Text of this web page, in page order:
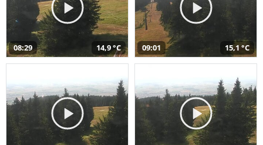
08:29 14,9 °C 09:01 15,1 °C